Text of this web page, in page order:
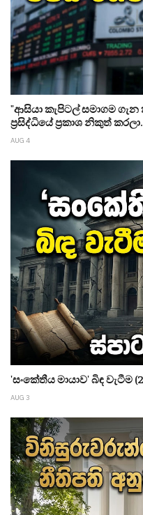
"ආසියා කැපිටල් සමාගම
ප්‍රසිද්ධියේ ප්‍රකාශ නිකුත්
AUG 4
'සංකේතීය මායාව' බිඳ වැටීම
AUG 3